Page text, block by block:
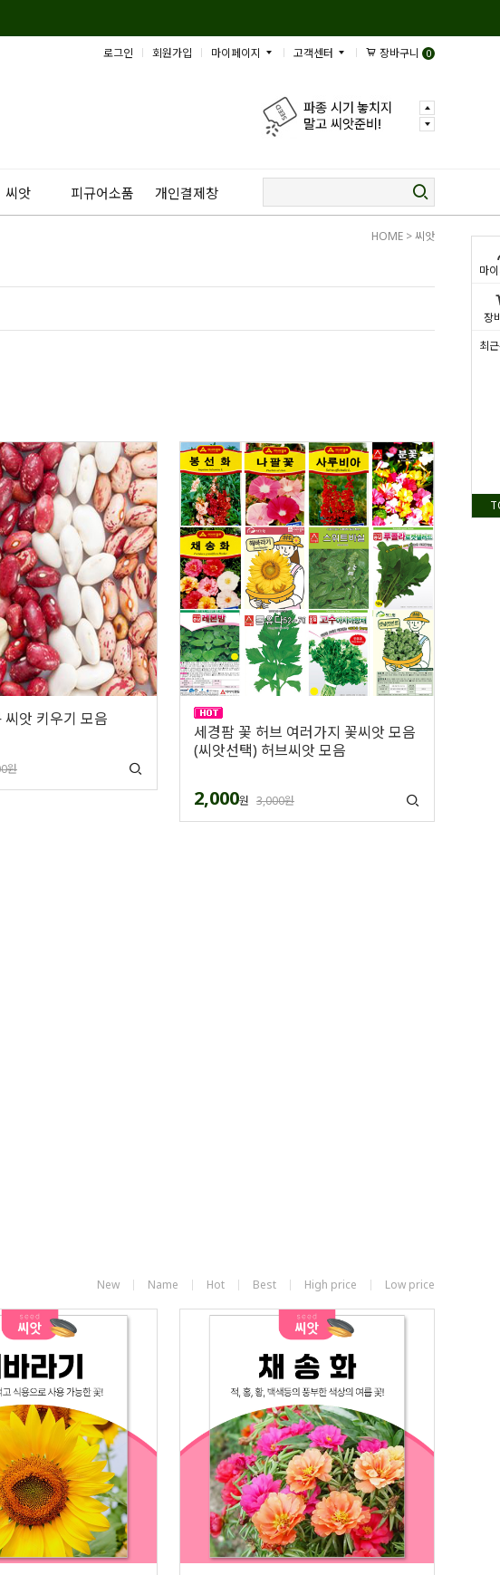
마
장
최
로그인 회원가입 마이페이지 고객센터 장바구니 0
씨앗 피규어소품 개인결제창
HOME >씨앗
앗 키우기 모음
원
세경팜 꽃 허브 여러가지 꽃씨앗 모음
(씨앗선택) 허브씨앗 모음
2,000원 3,000원
New Name Hot Best High price Low price